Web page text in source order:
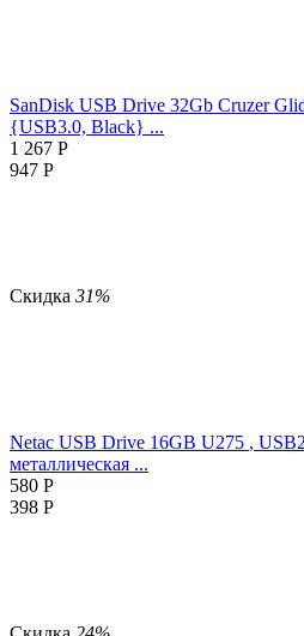
SanDisk USB Drive 32Gb Cruzer
{USB3.0, Black} ...
1 267 Р
947 Р
Скидка 31%
Netac USB Drive 16GB U275 ,
металлическая ...
580 Р
398 Р